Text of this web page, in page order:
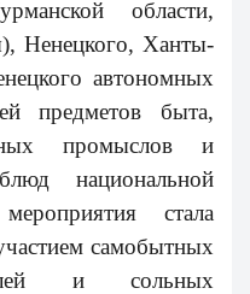
области,
Ненецкого, Ханты-
автономных
предметов быта,
промыслов и
национальной
стала
самобытных
и сольных